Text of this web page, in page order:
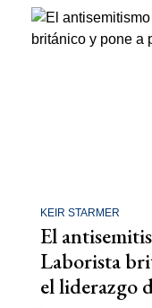
KEIR STARMER
El
Laborista
el liderazgo